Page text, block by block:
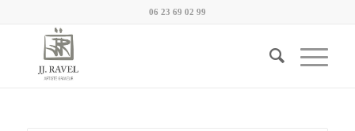
06 23 69 02 99